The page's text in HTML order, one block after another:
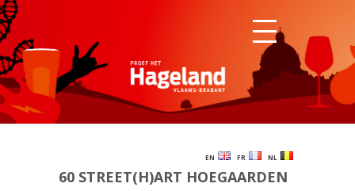
NL
FR
EN
60 STREET(H)ART HOEGAARDEN